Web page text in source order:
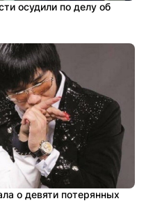
осудили по делу об
о девяти потерянных